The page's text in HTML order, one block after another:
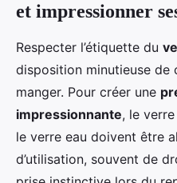
et impressionner
Respecter l’étiquette du
disposition minutieuse de
manger. Pour créer une
impressionnante, le
le verre eau doivent être
d’utilisation, souvent de